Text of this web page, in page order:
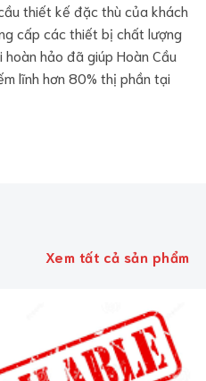
thiết kế đặc thù của khách
cấp các thiết bị chất lượng
hảo đã giúp Hoàn Cầu
lĩnh hơn 80% thị phần tại
Xem tất cả sản phẩm